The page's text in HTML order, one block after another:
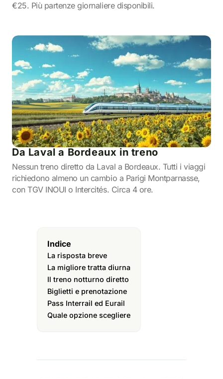
€25. Più partenze giornaliere disponibili.
Da Laval a Bordeaux in treno
Nessun treno diretto da Laval a Bordeaux. Tutti i viaggi
richiedono almeno un cambio a Parigi Montparnasse,
con TGV INOUI o Intercités. Circa 4 ore.
Indice
La risposta breve
La migliore tratta diurna
Il treno notturno diretto
Biglietti e prenotazione
Pass Interrail ed Eurail
Quale opzione scegliere